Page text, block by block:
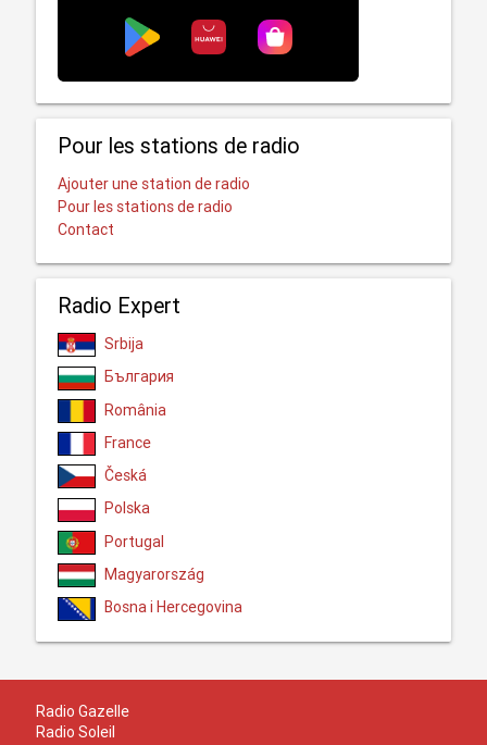
Pour les stations de radio
Ajouter une station de radio
Pour les stations de radio
Contact
Radio Expert
Srbija
България
România
France
Česká
Polska
Portugal
Magyarország
Bosna i Hercegovina
Radio Gazelle
Radio Soleil